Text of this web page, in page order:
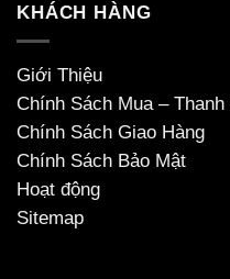
KHÁCH HÀNG
Giới Thiệu
Chính Sách Mua – Thanh
Chính Sách Giao Hàng
Chính Sách Bảo Mật
Hoạt động
Sitemap